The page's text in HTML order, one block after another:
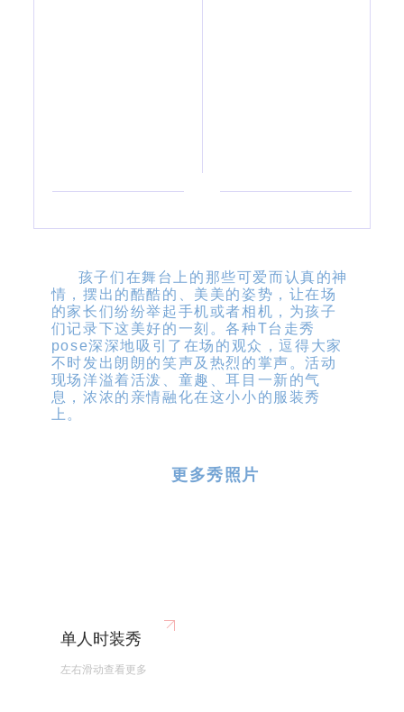
孩子们在舞台上的那些可爱而认真的神
情，摆出的酷酷的、美美的姿势，让在场
的家长们纷纷举起手机或者相机，为孩子
们记录下这美好的一刻。各种T台走秀
pose深深地吸引了在场的观众，逗得大家
不时发出朗朗的笑声及热烈的掌声。活动
现场洋溢着活泼、童趣、耳目一新的气
息，浓浓的亲情融化在这小小的服装秀
上。
更多秀照片
单人时装秀
左右滑动查看更多